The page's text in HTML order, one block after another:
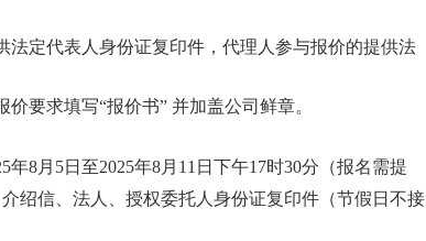
法定代表人身份证复印件，代理人参与报价的提供法
价要求填写“报价书” 并加盖公司鲜章。
年8月5日至2025年8月11日下午17时30分（报名需提
绍信、法人、授权委托人身份证复印件（节假日不接